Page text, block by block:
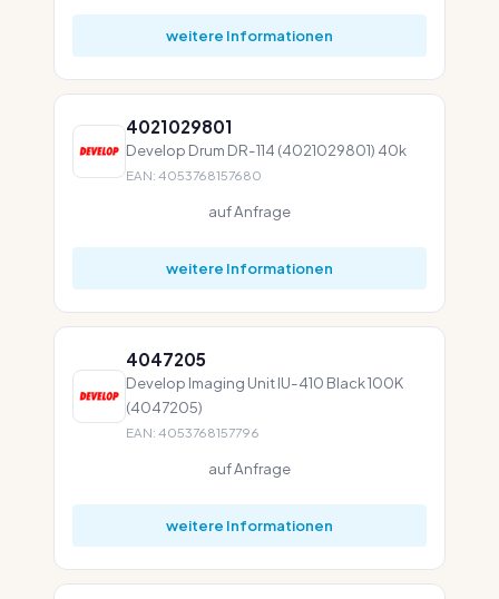
weitere Informationen
4021029801
Develop Drum DR-114 (4021029801) 40k
EAN: 4053768157680
auf Anfrage
weitere Informationen
4047205
Develop Imaging Unit IU-410 Black 100K
(4047205)
EAN: 4053768157796
auf Anfrage
weitere Informationen